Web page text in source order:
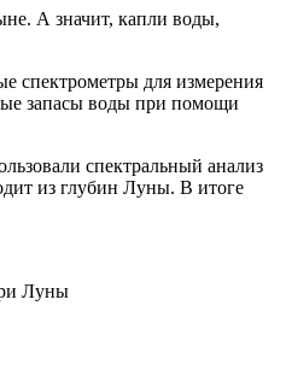
А значит, капли воды,
спектрометры для измерения
запасы воды при помощи
спектральный анализ
из глубин Луны. В итоге